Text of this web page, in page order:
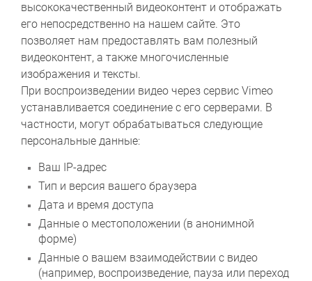
высококачественный видеоконтент и отображать
его непосредственно на нашем сайте. Это
позволяет нам предоставлять вам полезный
видеоконтент, а также многочисленные
изображения и тексты.
При воспроизведении видео через сервис Vimeo
устанавливается соединение с его серверами. В
частности, могут обрабатываться следующие
персональные данные:
Ваш IP-адрес
Тип и версия вашего браузера
Дата и время доступа
Данные о местоположении (в анонимной
форме)
Данные о вашем взаимодействии с видео
(например, воспроизведение, пауза или переход